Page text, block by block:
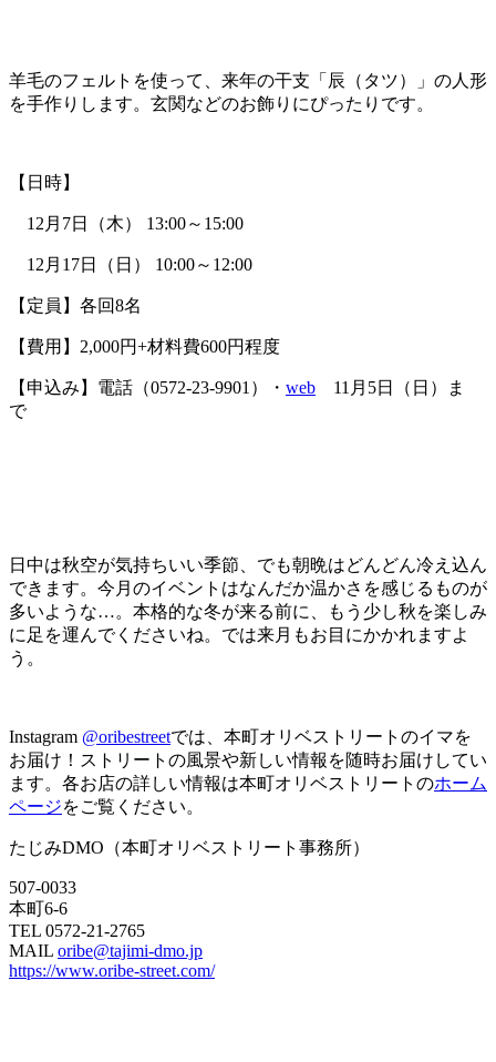
羊毛のフェルトを使って、来年の干支「辰（タツ）」の人形
を手作りします。玄関などのお飾りにぴったりです。
【日時】
12月7日（木） 13:00～15:00
12月17日（日） 10:00～12:00
【定員】各回8名
【費用】2,000円+材料費600円程度
【申込み】電話（0572-23-9901）・ web 11月5日（日）ま
で
日中は秋空が気持ちいい季節、でも朝晩はどんどん冷え込ん
できます。今月のイベントはなんだか温かさを感じるものが
多いような…。本格的な冬が来る前に、もう少し秋を楽しみ
に足を運んでくださいね。では来月もお目にかかれますよ
う。
Instagram @oribestreetでは、本町オリベストリートのイマを
お届け！ストリートの風景や新しい情報を随時お届けしてい
ます。各お店の詳しい情報は本町オリベストリートのホーム
ページをご覧ください。
たじみDMO（本町オリベストリート事務所）
507-0033
本町6-6
TEL 0572-21-2765
MAIL oribe@tajimi-dmo.jp
https://www.oribe-street.com/